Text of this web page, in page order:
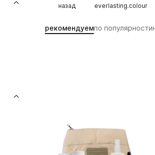
назад everlasting.colour
рекомендуемпо популярности